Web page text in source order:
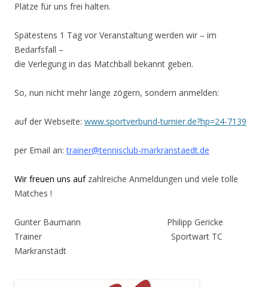
Plätze für uns frei halten.
Spätestens 1 Tag vor Veranstaltung werden wir – im
Bedarfsfall –
die Verlegung in das Matchball bekannt geben.
So, nun nicht mehr lange zögern, sondern anmelden:
auf der Webseite: www.sportverbund-turnier.de?hp=24-7139
per Email an:trainer@tennisclub-markranstaedt.de
Wir freuen uns auf zahlreiche Anmeldungen und viele tolle
Matches !
Gunter Baumann Philipp Gericke
Trainer Sportwart TC
Markranstädt